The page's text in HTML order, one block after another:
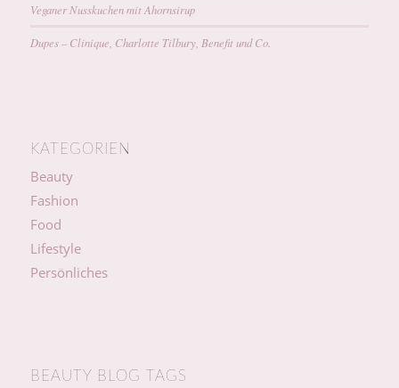
Veganer Nusskuchen mit Ahornsirup
Dupes – Clinique, Charlotte Tilbury, Benefit und Co.
KATEGORIEN
Beauty
Fashion
Food
Lifestyle
Persönliches
BEAUTY BLOG TAGS